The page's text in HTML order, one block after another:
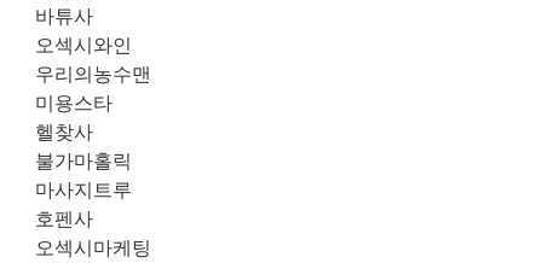
바튜사
오섹시와인
우리의농수맨
미용스타
헬찾사
불가마홀릭
마사지트루
호펜사
오섹시마케팅